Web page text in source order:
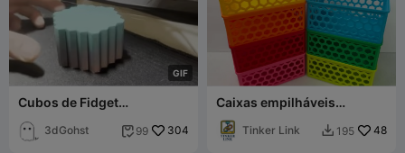
GIF
Cubos de Fidget
3dGohst  99 304
Caixas empilháveis
150mmx100mm
Tinker Link  195 48